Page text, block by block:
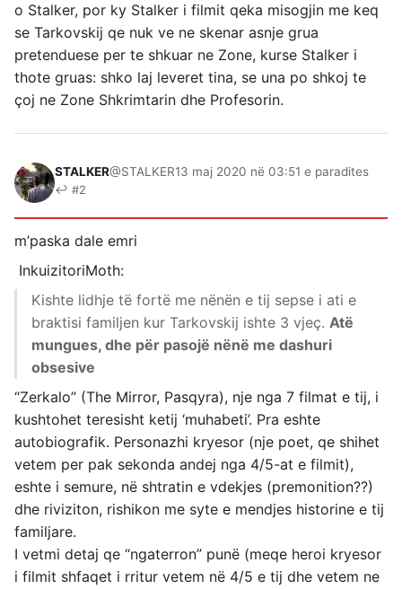
o Stalker, por ky Stalker i filmit qeka misogjin me keq
se Tarkovskij qe nuk ve ne skenar asnje grua
pretenduese per te shkuar ne Zone, kurse Stalker i
thote gruas: shko laj leveret tina, se una po shkoj te
çoj ne Zone Shkrimtarin dhe Profesorin.
STALKER@STALKER13 maj 2020 në 03:51 e paradites
↩ #2
m’paska dale emri
InkuizitoriMoth:
Kishte lidhje të fortë me nënën e tij sepse i ati e
braktisi familjen kur Tarkovskij ishte 3 vjeç. Atë
mungues, dhe për pasojë nënë me dashuri
obsesive
“Zerkalo” (The Mirror, Pasqyra), nje nga 7 filmat e tij, i
kushtohet teresisht ketij ‘muhabeti’. Pra eshte
autobiografik. Personazhi kryesor (nje poet, qe shihet
vetem per pak sekonda andej nga 4/5-at e filmit),
eshte i semure, në shtratin e vdekjes (premonition??)
dhe riviziton, rishikon me syte e mendjes historine e tij
familjare.
I vetmi detaj qe “ngaterron” punë (meqe heroi kryesor
i filmit shfaqet i rritur vetem në 4/5 e tij dhe vetem ne